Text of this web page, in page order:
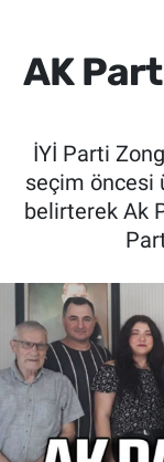
AK
İYİ Parti
seçim öncesi
belirterek Ak
SAĞLIK